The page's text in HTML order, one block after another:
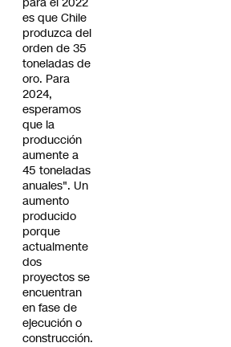
es que Chile
produzca del
orden de 35
toneladas de
oro. Para
2024,
esperamos
que la
producción
aumente a
45 toneladas
anuales". Un
aumento
producido
porque
actualmente
dos
proyectos se
encuentran
en fase de
ejecución o
construcción.